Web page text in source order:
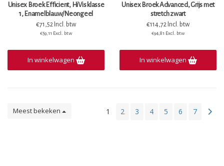
Unisex Broek Efficient, HiVis klasse
1, Enamelblauw/Neongeel
€71,52 Incl. btw
€59,11 Excl. btw
In winkelwagen
Unisex Broek Advanced, Grijs met
stretch zwart
€114,72 Incl. btw
€94,81 Excl. btw
In winkelwagen
Meest bekeken 1 2 3 4 5 6 7